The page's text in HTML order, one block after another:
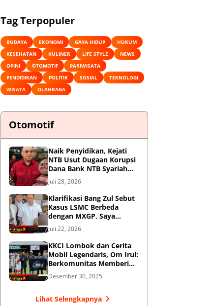
Tag Terpopuler
BUDAYA EKONOMI GAYA HIDUP
HUKUM
KESEHATAN
KULINER LIFE STYLE
NEWS
OPINI
OTOMOTIF
PARIWISATA
PENDIDIKAN
POLITIK SOSIAL
TEKNOLOGI
WISATA
OLAHRAGA
Otomotif
Naik Penyidikan, Kejati
NTB Usut Dugaan Korupsi
Dana Bank NTB Syariah
untuk MXGP 2023
Juli 28, 2026
Klarifikasi Bang Zul Sebut
Kasus LSMC Berbeda
dengan MXGP, Saya
Dipanggil Sebagai Saksi
Juli 22, 2026
KKCI Lombok dan Cerita
Mobil Legendaris, Om Irul:
Berkomunitas Memberi
Manfaat dan Membangun
Imej Positif
Desember 30, 2025
Lihat Selengkapnya